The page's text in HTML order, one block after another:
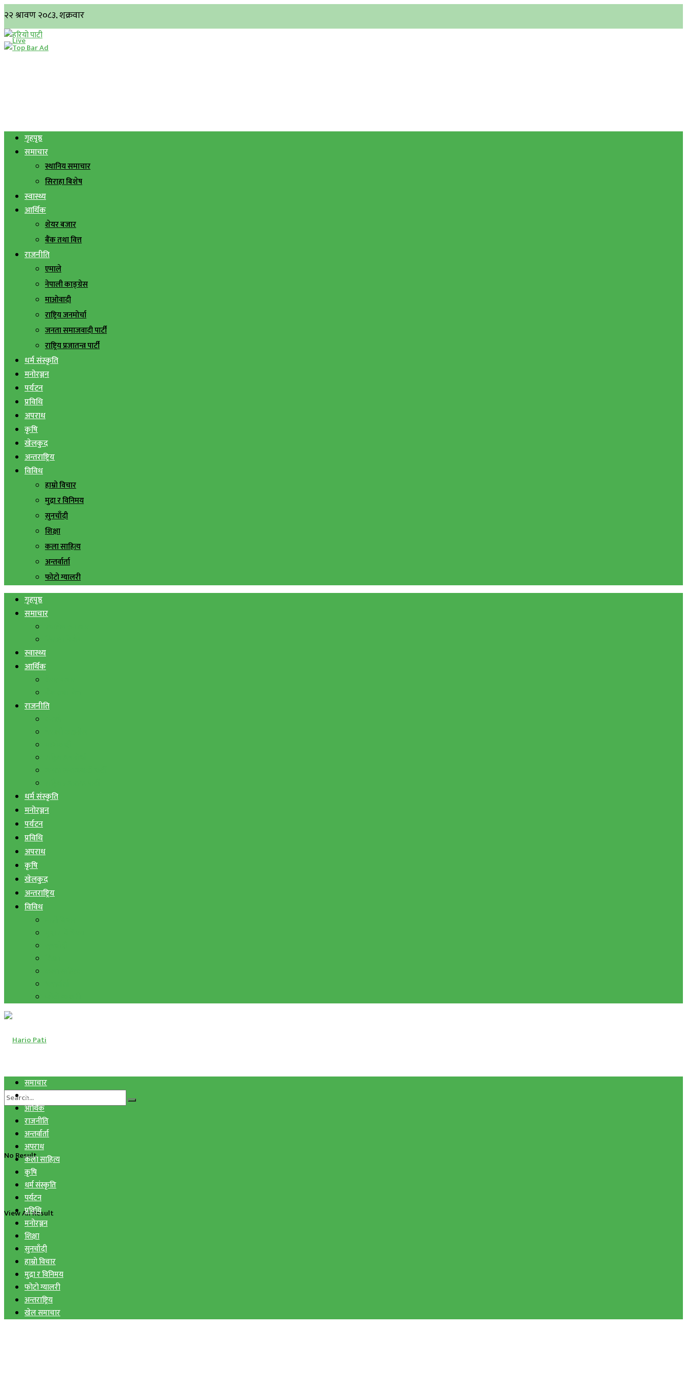
गृहपृष्ठ
समाचार
स्थानिय समाचार
सिराहा बिशेष
स्वास्थ्य
आर्थिक
शेयर बजार
बैंक तथा वित्त
राजनीति
एमाले
नेपाली काङ्ग्रेस
माओवादी
राष्ट्रिय जनमोर्चा
जनता समाजवादी पार्टी
राष्ट्रिय प्रजातन्त्र पार्टी
धर्म संस्कृति
मनोरञ्जन
पर्यटन
प्रविधि
अपराध
कृषि
खेलकुद
अन्तराष्ट्रिय
विविध
हाम्रो विचार
मुद्रा र विनिमय
सुनचाँदी
शिक्षा
कला साहित्य
अन्तर्वार्ता
फोटो ग्यालरी
गृहपृष्ठ
समाचार
स्वास्थ्य
आर्थिक
राजनीति
धर्म संस्कृति
मनोरञ्जन
पर्यटन
प्रविधि
अपराध
कृषि
खेलकुद
अन्तराष्ट्रिय
विविध
No Result
View All Result
समाचार
स्वास्थ्य
आर्थिक
राजनीति
अन्तर्वार्ता
अपराध
कला साहित्य
कृषि
धर्म संस्कृति
पर्यटन
प्रविधि
मनोरञ्जन
शिक्षा
सुनचाँदी
हाम्रो विचार
मुद्रा र विनिमय
फोटो ग्यालरी
अन्तराष्ट्रिय
खेल समाचार